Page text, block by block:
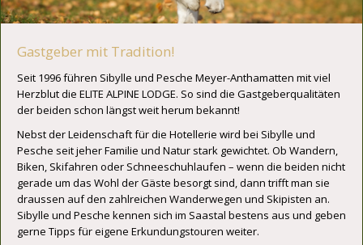
Gastgeber mit Tradition!
Seit 1996 führen Sibylle und Pesche Meyer-Anthamatten mit viel
Herzblut die ELITE ALPINE LODGE. So sind die Gastgeberqualitäten
der beiden schon längst weit herum bekannt!
Nebst der Leidenschaft für die Hotellerie wird bei Sibylle und
Pesche seit jeher Familie und Natur stark gewichtet. Ob Wandern,
Biken, Skifahren oder Schneeschuhlaufen – wenn die beiden nicht
gerade um das Wohl der Gäste besorgt sind, dann trifft man sie
draussen auf den zahlreichen Wanderwegen und Skipisten an.
Sibylle und Pesche kennen sich im Saastal bestens aus und geben
gerne Tipps für eigene Erkundungstouren weiter.